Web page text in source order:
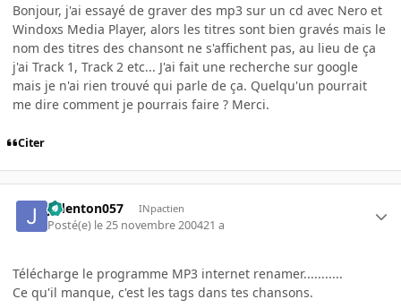
Bonjour, j'ai essayé de graver des mp3 sur un cd avec Nero et
Windoxs Media Player, alors les titres sont bien gravés mais le
nom des titres des chansont ne s'affichent pas, au lieu de ça
j'ai Track 1, Track 2 etc... J'ai fait une recherche sur google
mais je n'ai rien trouvé qui parle de ça. Quelqu'un pourrait
me dire comment je pourrais faire ? Merci.
Citer
jcdenton057 INpactien
Posté(e) le 25 novembre 200421 a
Télécharge le programme MP3 internet renamer...........
Ce qu'il manque, c'est les tags dans tes chansons.